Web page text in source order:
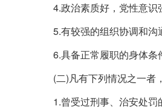
4.政治素质好，党性意识
5.有较强的组织协调和沟
6.具备正常履职的身体条
(二)凡有下列情况之一者
1.曾受过刑事、治安处罚